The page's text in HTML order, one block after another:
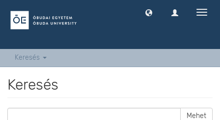
Keresés
Keresés
Mehet